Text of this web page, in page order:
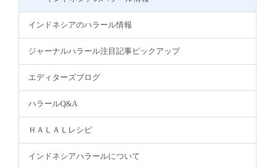
インドネシアのハラール情報
ジャーナルハラール注目記事ピックアップ
エディターズブログ
ハラールQ&A
ＨＡＬＡＬレシピ
インドネシアハラールについて